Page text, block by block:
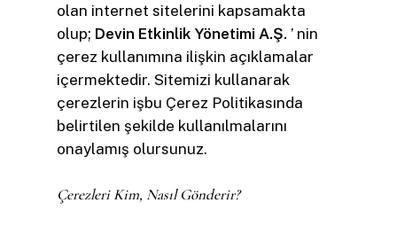
olan internet sitelerini kapsamakta
olup; Devin Etkinlik Yönetimi A.Ş. ’ nin
çerez kullanımına ilişkin açıklamalar
içermektedir. Sitemizi kullanarak
çerezlerin işbu Çerez Politikasında
belirtilen şekilde kullanılmalarını
onaylamış olursunuz.
Çerezleri Kim, Nasıl Gönderir?